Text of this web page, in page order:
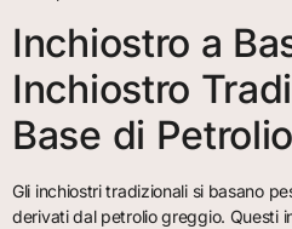
Inchiostro a
Inchiostro
Base di Petrolio
Gli inchiostri tradizionali si basano
derivati dal petrolio greggio. Questi